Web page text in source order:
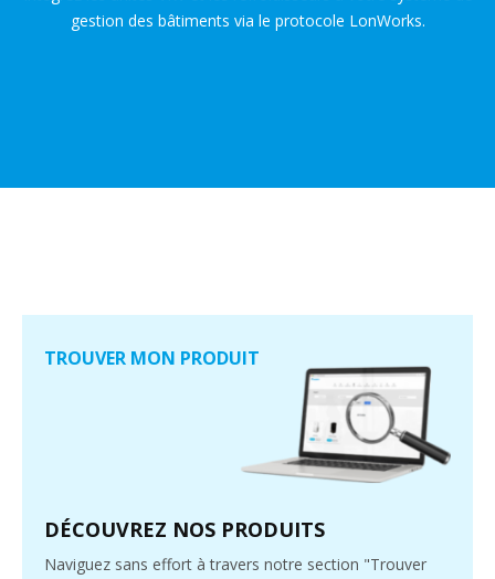
gestion des bâtiments via le protocole LonWorks.
TROUVER MON PRODUIT
DÉCOUVREZ NOS PRODUITS
Naviguez sans effort à travers notre section "Trouver